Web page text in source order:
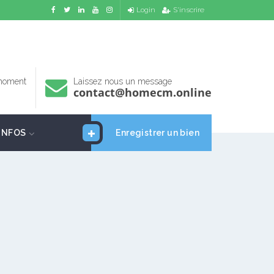
Login S'inscrire
Laissez nous un message
contact@homecm.online
Enregistrer un bien